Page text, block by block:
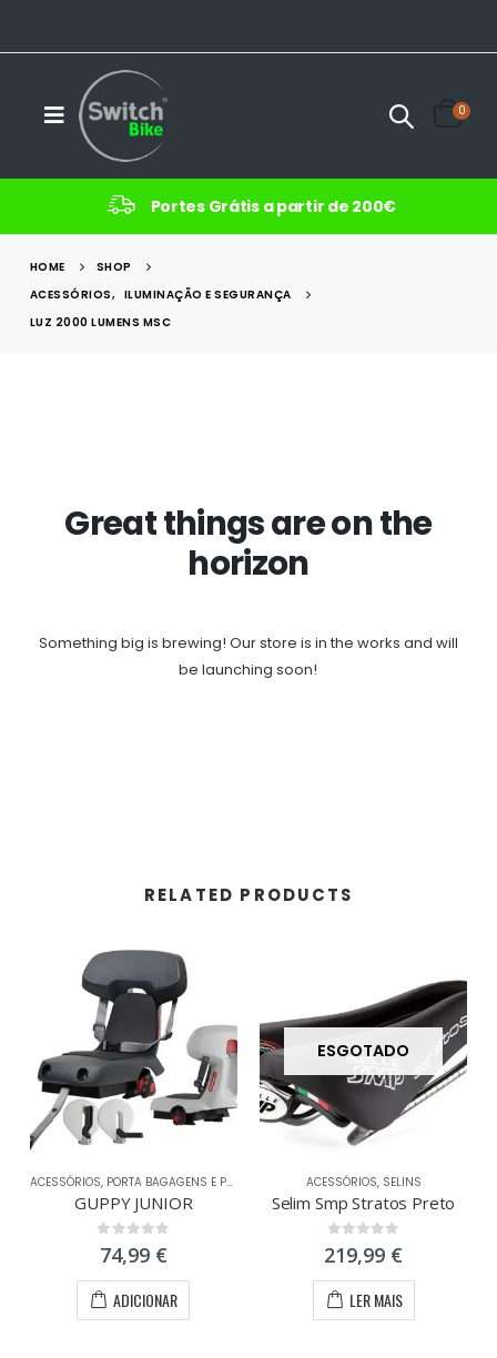
0
Portes Grátis a partir de 200€
HOME
SHOP
ACESSÓRIOS, ILUMINAÇÃO E SEGURANÇA
LUZ 2000 LUMENS MSC
Great things are on the
horizon
Something big is brewing! Our store is in the works and will
be launching soon!
RELATED PRODUCTS
ACESSÓRIOS, PORTA BAGAGENS E PORTA BÉBÉS
GUPPY JUNIOR
0out of 5
74,99 €
ADICIONAR
ESGOTADO
ACESSÓRIOS, SELINS
Selim Smp Stratos Preto
0 out of 5
219,99 €
LER MAIS